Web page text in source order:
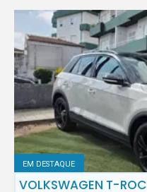
EM DESTAQUE
VOLKSWAGEN T-ROC